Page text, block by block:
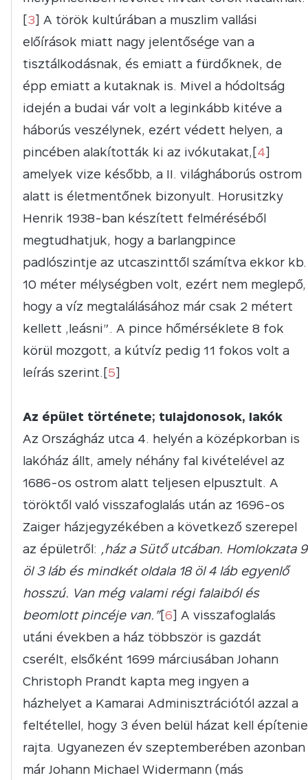
[3] A török kultúrában a muszlim vallási
előírások miatt nagy jelentősége van a
tisztálkodásnak, és emiatt a fürdőknek, de
épp emiatt a kutaknak is. Mivel a hódoltság
idején a budai vár volt a leginkább kitéve a
háborús veszélynek, ezért védett helyen, a
pincében alakították ki az ivókutakat,[4]
amelyek vize később, a II. világháborús ostrom
alatt is életmentőnek bizonyult. Horusitzky
Henrik 1938-ban készített felméréséből
megtudhatjuk, hogy a barlangpince
padlószintje az utcaszinttől számítva ekkor kb.
10 méter mélységben volt, ezért nem meglepő,
hogy a víz megtalálásához már csak 2 métert
kellett „leásni”. A pince hőmérséklete 8 fok
körül mozgott, a kútvíz pedig 11 fokos volt a
leírás szerint.[5]
Az épület története; tulajdonosok, lakók
Az Országház utca 4. helyén a középkorban is
lakóház állt, amely néhány fal kivételével az
1686-os ostrom alatt teljesen elpusztult. A
töröktől való visszafoglalás után az 1696-os
Zaiger házjegyzékében a következő szerepel
az épületről: „ház a Sütő utcában. Homlokzata 9
öl 3 láb és mindkét oldala 18 öl 4 láb egyenlő
hosszú. Van még valami régi falaiból és
beomlott pincéje van.”[6] A visszafoglalás
utáni években a ház többször is gazdát
cserélt, elsőként 1699 márciusában Johann
Christoph Prandt kapta meg ingyen a
házhelyet a Kamarai Adminisztrációtól azzal a
feltétellel, hogy 3 éven belül házat kell építenie
rajta. Ugyanezen év szeptemberében azonban
már Johann Michael Widermann (más